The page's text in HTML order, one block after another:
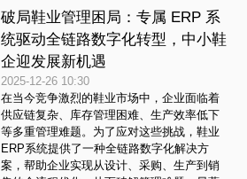
破局鞋业管理困局：专属 ERP 系
统驱动全链路数字化转型，中小鞋
企迎发展新机遇
2025-12-26 10:30
在当今竞争激烈的鞋业市场中，企业面临着
供应链复杂、库存管理困难、生产效率低下
等多重管理难题。为了应对这些挑战，鞋业
ERP系统提供了一种全链路数字化解决方
案，帮助企业实现从设计、采购、生产到销